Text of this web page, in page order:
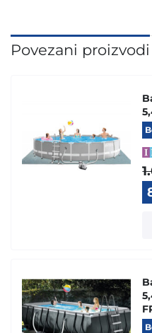
Povezani proizvodi